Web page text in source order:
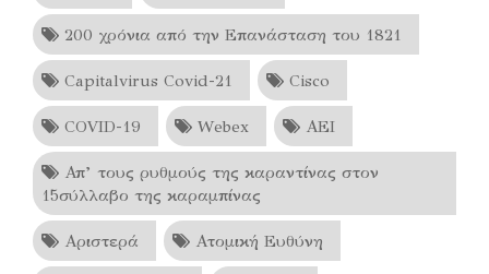
200 χρόνια από την Επανάσταση του 1821
Capitalvirus Covid-21 Cisco
COVID-19 Webex ΑΕΙ
Απ’ τους ρυθμούς της καραντίνας στον
15σύλλαβο της καραμπίνας
Αριστερά Ατομική Ευθύνη